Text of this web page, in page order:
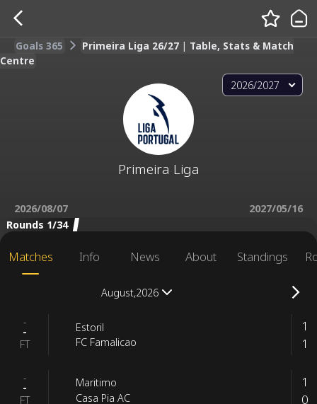
Goals 365
Primeira Liga 26/27 | Table, Stats & Match
Centre
2026/2027
Primeira Liga
2026/08/07
2027/05/16
Rounds 1/34
Matches Info News About Standings
August,2026
-
-
FT
Estoril
FC Famalicao
1
1
-
-
FT
Maritimo
Casa Pia AC
1
0